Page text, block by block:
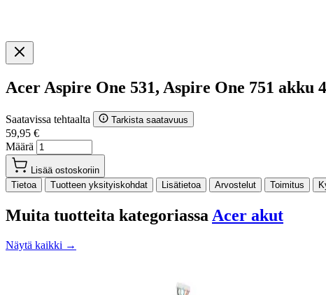
Acer Aspire One 531, Aspire One 751 akku
Saatavissa tehtaalta Tarkista saatavuus
59,95 €
Määrä
Lisää ostoskoriin
Tietoa
Tuotteen yksityiskohdat Lisätietoa Arvostelut Toimitus
Muita tuotteita kategoriassa Acer akut
Näytä kaikki →